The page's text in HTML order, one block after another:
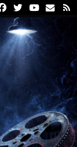
FacebookTwitterYoutube
Email